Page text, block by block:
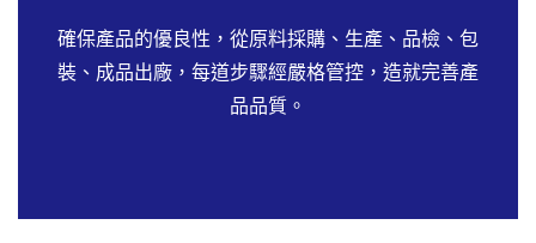
確保產品的優良性，從原料採購、生產、品檢、包
裝、成品出廠，每道步驟經嚴格管控，造就完善產
品品質。